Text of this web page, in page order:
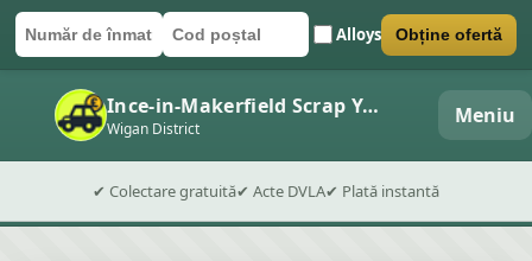
Număr de înmatriculare
Cod poștal Alloys
Trimite formularul Obține ofertă
Ince-in-Makerfield Scrap Yard
Wigan District Meniu
✔ Colectare gratuită✔ Acte DVLA✔ Plată instantă